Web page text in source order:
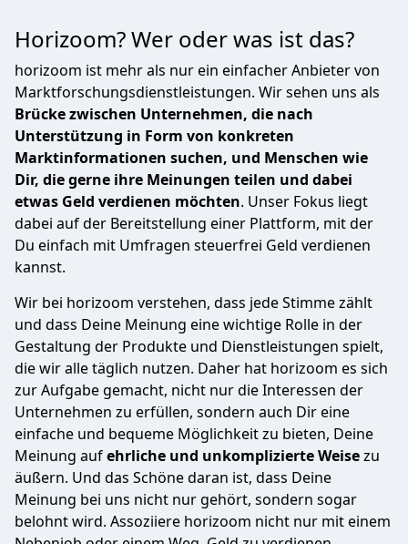
Horizoom? Wer oder was ist das?
horizoom ist mehr als nur ein einfacher Anbieter von
Marktforschungsdienstleistungen. Wir sehen uns als
Brücke zwischen Unternehmen, die nach
Unterstützung in Form von konkreten
Marktinformationen suchen, und Menschen wie
Dir, die gerne ihre Meinungen teilen und dabei
etwas Geld verdienen möchten. Unser Fokus liegt
dabei auf der Bereitstellung einer Plattform, mit der
Du einfach mit Umfragen steuerfrei Geld verdienen
kannst.
Wir bei horizoom verstehen, dass jede Stimme zählt
und dass Deine Meinung eine wichtige Rolle in der
Gestaltung der Produkte und Dienstleistungen spielt,
die wir alle täglich nutzen. Daher hat horizoom es sich
zur Aufgabe gemacht, nicht nur die Interessen der
Unternehmen zu erfüllen, sondern auch Dir eine
einfache und bequeme Möglichkeit zu bieten, Deine
Meinung aufehrliche und unkomplizierte Weisezu
äußern. Und das Schöne daran ist, dass Deine
Meinung bei uns nicht nur gehört, sondern sogar
belohnt wird. Assoziiere horizoom nicht nur mit einem